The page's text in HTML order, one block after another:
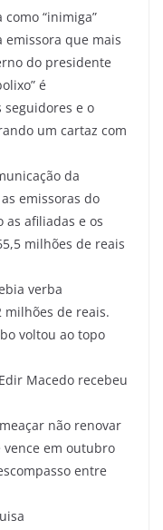
“inimiga”
emissora que mais
do presidente
é
e o
um cartaz com
da
emissoras do
afiliadas e os
milhões de reais
verba
milhões de reais.
voltou ao topo
Macedo recebeu
não renovar
vence em outubro
entre